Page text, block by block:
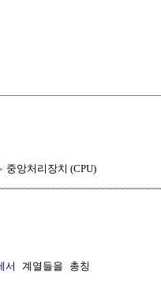
중앙처리장치 (CPU)
서
계열들을 총칭